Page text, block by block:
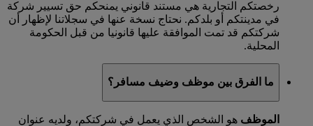
رخصتكم التجارية هي مستند قانوني يمنحكم حق تسيير شركة
في مدينتكم أو بلدكم. نحتاج نسخة عنها في سجلاتنا لإظهار أن
شركتكم قد تمت الموافقة عليها قانونيا من قبل الحكومة
المحلية.
ما الفرق بين موظف وضيف مسافر؟
الموظف هو الشخص الذي يعمل في شركتكم، ولديه عنوان